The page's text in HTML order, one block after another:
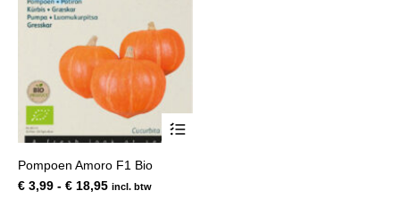
Pompoen Amoro F1 Bio
€ 3,99 - € 18,95Prijsklasse:
incl. btw